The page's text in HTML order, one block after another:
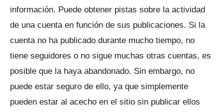
información. Puede obtener pistas sobre la actividad
de una cuenta en función de sus publicaciones. Si la
cuenta no ha publicado durante mucho tiempo, no
tiene seguidores o no sigue muchas otras cuentas, es
posible que la haya abandonado. Sin embargo, no
puede estar seguro de ello, ya que simplemente
pueden estar al acecho en el sitio sin publicar ellos